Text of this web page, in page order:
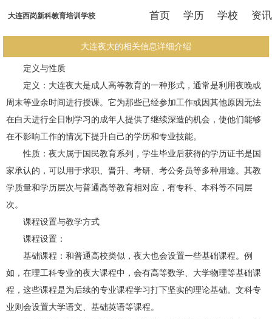
大连西岗新科教育培训学校 首页 学历 学校 资讯
大连夜大的相关信息详细介绍
定义与性质
定义：大连夜大是成人高等教育的一种形式，通常是利用夜晚或
周末等业余时间进行授课。它为那些已经参加工作或因其他原因无法
在白天进行全日制学习的成年人提供了继续深造的机会，使他们能够
在不影响工作的情况下提升自己的学历和专业技能。
性质：夜大属于国民教育系列，学生毕业后获得的学历证书是国
家承认的，可以用于求职、晋升、考研、考公务员等多种用途。其教
学质量和学历层次与普通高等教育相对应，有专科、本科等不同层
次。
课程设置与教学方式
课程设置：
基础课程：和普通高校类似，夜大也会设置一些基础课程。例
如，在理工科专业的夜大课程中，会有高等数学、大学物理等基础课
程，这些课程是为后续的专业课程学习打下坚实的理论基础。文科专
业则会设置大学语文、基础英语等课程。